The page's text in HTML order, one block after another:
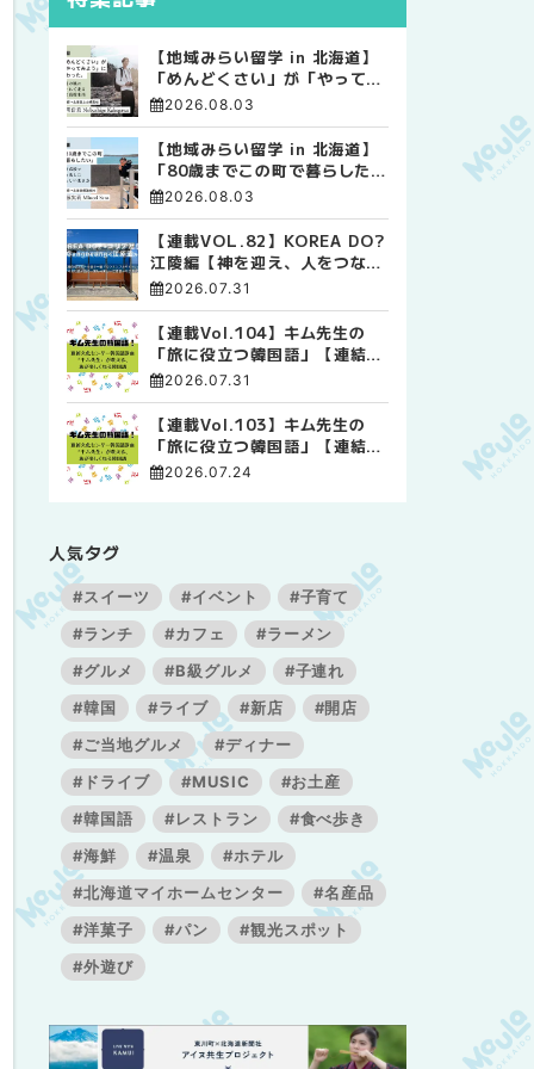
【地域みらい留学 in 北海道】
「めんどくさい」が「やってみ
よう」に変わった。 十勝の風
自由な高校生活
2026.08.03
【地域みらい留学 in 北海道】
「80歳までこの町で暮らした
い」 標津高校で踏み出した、
2026.08.03
【連載VOL.82】KOREA DO?
江陵編【神を迎え、人をつなぐ
時間 ― 江陵端午祭 】
2026.07.31
【連載Vol.104】キム先生の
「旅に役立つ韓国語」【連結語
尾について その4】
2026.07.31
【連載Vol.103】キム先生の
「旅に役立つ韓国語」【連結語
尾について その3】
2026.07.24
人気タグ
#スイーツ #イベント
#子育て
#ランチ
#カフェ
#ラーメン
#グルメ
#B級グルメ
#子連れ
#韓国
#ライブ #新店
#開店
#ご当地グルメ
#ディナー
#ドライブ
#MUSIC
#お土産
#韓国語
#レストラン
#食べ歩き
#海鮮
#温泉
#ホテル
#北海道マイホームセンター
#名産品
#洋菓子
#パン
#観光スポット
#外遊び